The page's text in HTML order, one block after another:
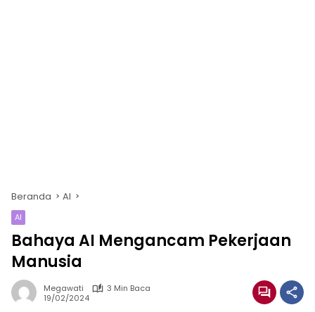
Beranda AI
AI
Bahaya AI Mengancam Pekerjaan
Manusia
Megawati
3 Min Baca
19/02/2024